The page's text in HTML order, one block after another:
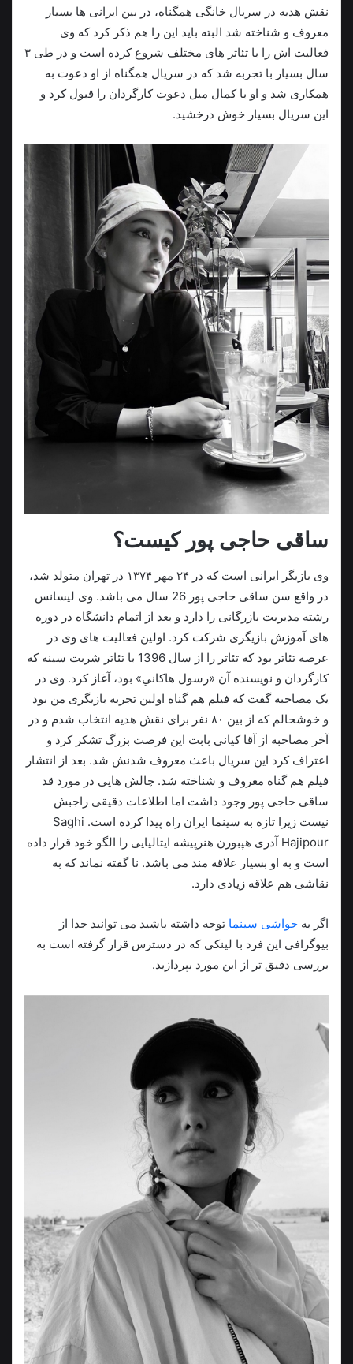
نقش هدیه در سریال خانگی همگناه، در بین ایرانی ها بسیار
معروف و شناخته شد البته باید این را هم ذکر کرد که وی
فعالیت اش را با تئاتر های مختلف شروع کرده است و در طی ۳
سال بسیار با تجربه‌ شد که در سریال همگناه از او دعوت به
همکاری شد و او با کمال میل دعوت کارگردان را قبول کرد و
این سریال بسیار خوش درخشید.
ساقی حاجی پور کیست؟
وی بازیگر ایرانی است که در ۲۴ مهر ۱۳۷۴ در تهران متولد شد،
در واقع سن ساقی حاجی پور 26 سال می باشد. وی لیسانس
رشته مدیریت بازرگانی را دارد و بعد از اتمام دانشگاه در دوره
های آموزش بازیگری شرکت کرد. اولین فعالیت های وی در
عرصه تئاتر بود که تئاتر را از سال 1396 با تئاتر شربت سینه که
کارگردان و نویسنده آن «رسول هاکاني» بود، آغاز کرد. وی در
یک مصاحبه گفت که فیلم هم گناه اولین تجربه بازیگری من بود
و خوشحالم که از بین ۸۰ نفر برای نقش هدیه انتخاب شدم و در
آخر مصاحبه از آقا کیانی بابت این فرصت بزرگ تشکر کرد و
اعتراف کرد این سریال باعث معروف شدنش شد. بعد از انتشار
فیلم هم گناه معروف و شناخته شد. چالش هایی در مورد قد
ساقی حاجی پور وجود داشت اما اطلاعات دقیقی راجبش
نیست زیرا تازه به سینما ایران راه پیدا کرده است. Saghi
Hajipour آدری هپبورن هنرپیشه ایتالیایی را الگو خود قرار داده
است و به او بسیار علاقه مند می باشد. نا گفته نماند که به
نقاشی هم علاقه زیادی دارد.
اگر به حواشی سینما توجه داشته باشید می توانید جدا از
بیوگرافی این فرد با لینکی که در دسترس قرار گرفته است به
بررسی دقیق تر از این مورد بپردازید.